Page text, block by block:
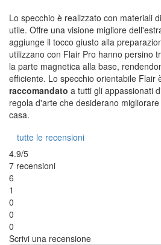
Lo specchio è realizzato con materiali
utile. Offre una visione migliore
aggiunge il tocco giusto alla
utilizzano con Flair Pro hanno persino
la parte magnetica alla base,
efficiente. Lo specchio orientabile Flair
raccomandato a tutti gli appassionati
regola d'arte che desiderano
casa.
tutte le recensioni
4.9/5
7 recensioni
6
1
0
0
0
Scrivi una recensione